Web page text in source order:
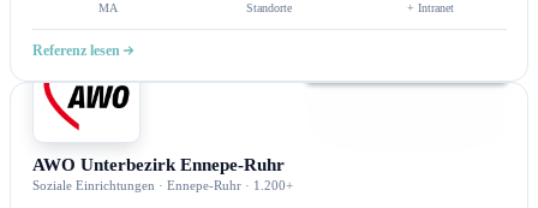
MA Standorte + Intranet
Referenz lesen
Intranet
AWO Unterbezirk Ennepe-Ruhr
Soziale Einrichtungen · Ennepe-Ruhr · 1.200+